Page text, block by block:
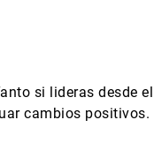
si lideras desde
cambios positivos.